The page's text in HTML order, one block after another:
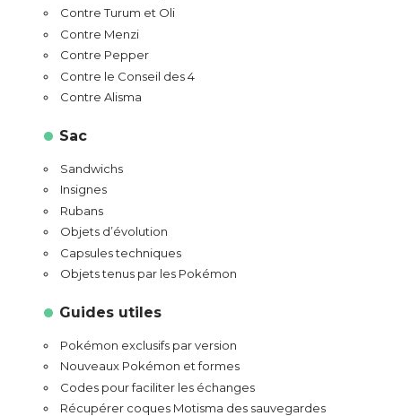
Contre Turum et Oli
Contre Menzi
Contre Pepper
Contre le Conseil des 4
Contre Alisma
Sac
Sandwichs
Insignes
Rubans
Objets d’évolution
Capsules techniques
Objets tenus par les Pokémon
Guides utiles
Pokémon exclusifs par version
Nouveaux Pokémon et formes
Codes pour faciliter les échanges
Récupérer coques Motisma des sauvegardes